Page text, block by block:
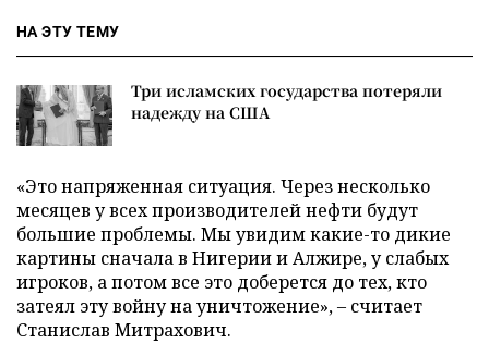
НА ЭТУ ТЕМУ
Три исламских государства потеряли
надежду на США
«Это напряженная ситуация. Через несколько
месяцев у всех производителей нефти будут
большие проблемы. Мы увидим какие-то дикие
картины сначала в Нигерии и Алжире, у слабых
игроков, а потом все это доберется до тех, кто
затеял эту войну на уничтожение», – считает
Станислав Митрахович.